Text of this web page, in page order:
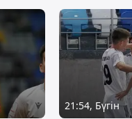
21:54, Бүгін